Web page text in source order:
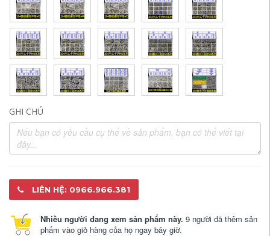
GHI CHÚ
LIÊN HỆ: 0966.966.381
Nhiều người đang xem sản phẩm này. 9 người đã thêm sản
phẩm vào giỏ hàng của họ ngay bây giờ.